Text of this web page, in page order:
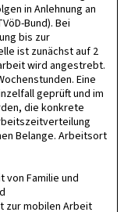
in Anlehnung an
Bund). Bei
bis zur
ist zunächst auf 2
wird angestrebt.
Eine
geprüft und im
die konkrete
Belange. Arbeitsort
Familie und
zur mobilen Arbeit